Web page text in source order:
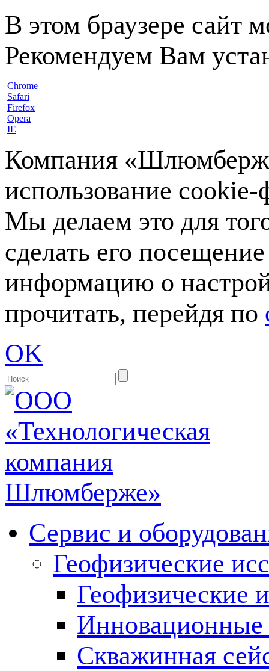
В этом браузере сайт
Рекомендуем Вам
Chrome
Safari
Firefox
Opera
IE
Компания
использование
Мы делаем это для
сделать его
информацию о
прочитать, перейдя по
OK
Сервис и
Геофизические
Геофизические
Инновационные
Скважинная